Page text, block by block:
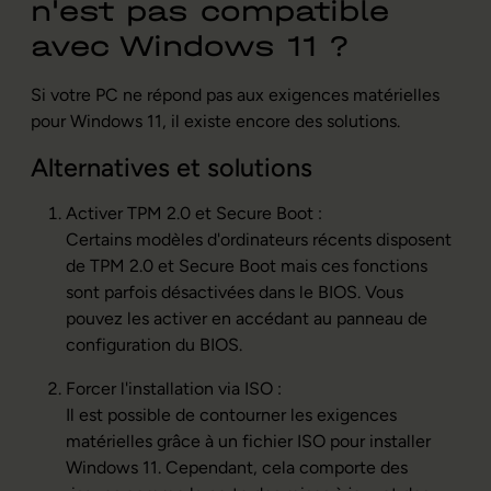
n'est pas compatible
avec Windows 11 ?
Si votre PC ne répond pas aux exigences matérielles
pour Windows 11, il existe encore des solutions.
Alternatives et solutions
Activer TPM 2.0 et Secure Boot :
Certains modèles d'ordinateurs récents disposent
de TPM 2.0 et Secure Boot mais ces fonctions
sont parfois désactivées dans le BIOS. Vous
pouvez les activer en accédant au panneau de
configuration du BIOS.
Forcer l'installation via ISO :
Il est possible de contourner les exigences
matérielles grâce à un fichier ISO pour installer
Windows 11. Cependant, cela comporte des